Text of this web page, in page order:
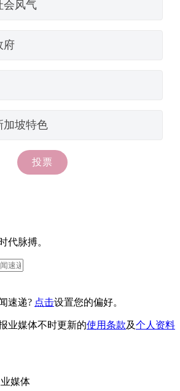
代脉搏。
速递? 点击设置您的偏好。
业媒体不时更新的使用条款及个人资料
媒体